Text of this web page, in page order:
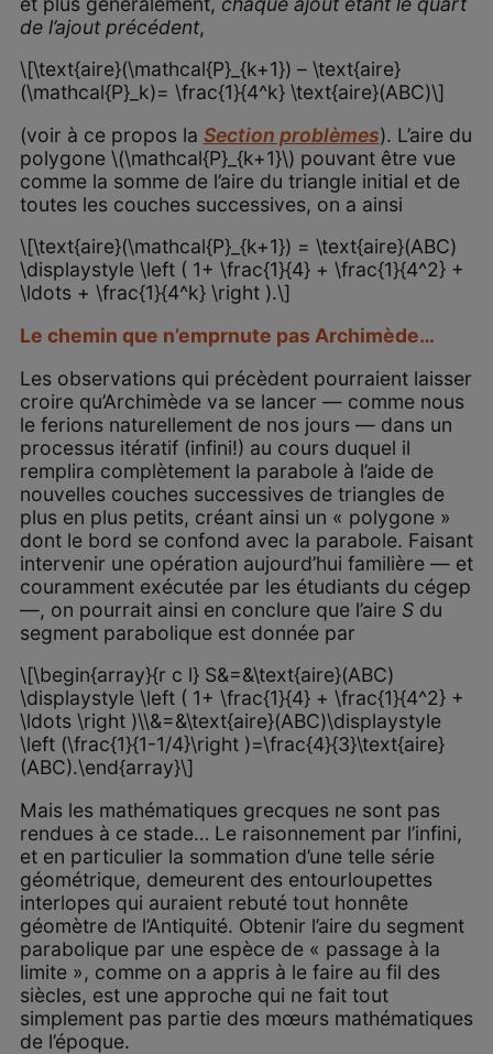
de l’ajout précédent,
\[\text{aire}(\mathcal{P}_{k+1}) – \text{aire}
(\mathcal{P}_k)= \frac{1}{4^k} \text{aire}(ABC)\]
(voir à ce propos la Section problèmes). L’aire du
polygone \(\mathcal{P}_{k+1}\) pouvant être vue
comme la somme de l’aire du triangle initial et de
toutes les couches successives, on a ainsi
\[\text{aire}(\mathcal{P}_{k+1}) = \text{aire}(ABC)
\displaystyle \left ( 1+ \frac{1}{4} + \frac{1}{4^2} +
\ldots + \frac{1}{4^k} \right ).\]
Le chemin que n’emprnute pas Archimède…
Les observations qui précèdent pourraient laisser
croire qu’Archimède va se lancer — comme nous
le ferions naturellement de nos jours — dans un
processus itératif (infini!) au cours duquel il
remplira complètement la parabole à l’aide de
nouvelles couches successives de triangles de
plus en plus petits, créant ainsi un « polygone »
dont le bord se confond avec la parabole. Faisant
intervenir une opération aujourd’hui familière — et
couramment exécutée par les étudiants du cégep
—, on pourrait ainsi en conclure que l’aire Sdu
segment parabolique est donnée par
\[\begin{array}{r c l} S&=&\text{aire}(ABC)
\displaystyle \left ( 1+ \frac{1}{4} + \frac{1}{4^2} +
\ldots \right )\\&=&\text{aire}(ABC)\displaystyle
\left (\frac{1}{1-1/4}\right )=\frac{4}{3}\text{aire}
(ABC).\end{array}\]
Mais les mathématiques grecques ne sont pas
rendues à ce stade… Le raisonnement par l’infini,
et en particulier la sommation d’une telle série
géométrique, demeurent des entourloupettes
interlopes qui auraient rebuté tout honnête
géomètre de l’Antiquité. Obtenir l’aire du segment
parabolique par une espèce de « passage à la
limite », comme on a appris à le faire au fil des
siècles, est une approche qui ne fait tout
simplement pas partie des mœurs mathématiques
de l’époque.